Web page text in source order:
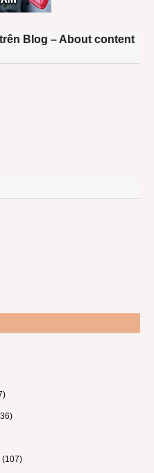
Blog – About content
(107)